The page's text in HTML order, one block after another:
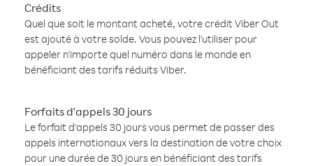
Crédits
Quel que soit le montant acheté, votre crédit Viber Out
est ajouté à votre solde. Vous pouvez l'utiliser pour
appeler n'importe quel numéro dans le monde en
bénéficiant des tarifs réduits Viber.
Forfaits d'appels 30 jours
Le forfait d'appels 30 jours vous permet de passer des
appels internationaux vers la destination de votre choix
pour une durée de 30 jours en bénéficiant des tarifs